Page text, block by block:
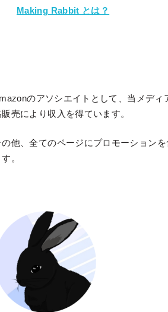
Making Rabbit とは？
のアソシエイトとして、当メディ
販売により収入を得ています。
の他、全てのページにプロモーションを
。